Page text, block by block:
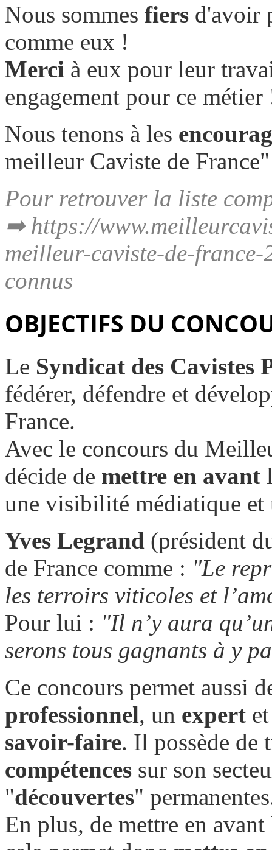
Nous sommes fiers d'avoir
comme eux !
Merci à eux pour leur
engagement pour ce métier
Nous tenons à les
meilleur Caviste de
Pour retrouver la liste
➡https://
meilleur-caviste-de-
connus
OBJECTIFS DU
Le Syndicat des Cavistes
fédérer, défendre et
France.
Avec le concours du
décide de mettre en avant
une visibilité médiatique et
Yves Legrand (président
de France comme : "Le
les terroirs viticoles et
Pour lui : "Il n’y aura
serons tous gagnants à y
Ce concours permet aussi
professionnel, un expert
savoir-faire. Il possède de
compétences sur son
"découvertes"
En plus, de mettre en